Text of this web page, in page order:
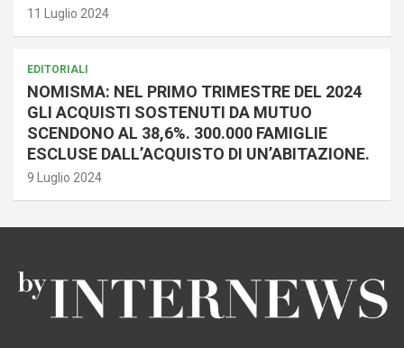
11 Luglio 2024
EDITORIALI
NOMISMA: NEL PRIMO TRIMESTRE DEL 2024
GLI ACQUISTI SOSTENUTI DA MUTUO
SCENDONO AL 38,6%. 300.000 FAMIGLIE
ESCLUSE DALL’ACQUISTO DI UN’ABITAZIONE.
9 Luglio 2024